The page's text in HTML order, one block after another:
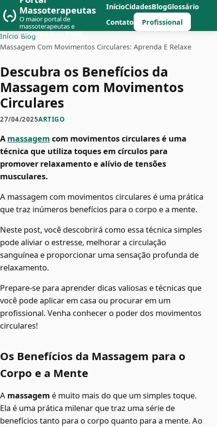
Massoterapeutas
O maior portal de
massoterapeutas e
massagistas do Brasil
InícioCidadesBlogGlossário
Contato
Profissional
Início Blog/
Massagem Com Movimentos Circulares: Aprenda E Relaxe
Descubra os Benefícios da
Massagem com Movimentos
Circulares
27/04/2025ARTIGO
Amassagem com movimentos circulares é uma
técnica que utiliza toques em círculos para
promover relaxamento e alívio de tensões
musculares.
A massagem com movimentos circulares é uma prática
que traz inúmeros benefícios para o corpo e a mente.
Neste post, você descobrirá como essa técnica simples
pode aliviar o estresse, melhorar a circulação
sanguínea e proporcionar uma sensação profunda de
relaxamento.
Prepare-se para aprender dicas valiosas e técnicas que
você pode aplicar em casa ou procurar em um
profissional. Venha conhecer o poder dos movimentos
circulares!
Os Benefícios da Massagem para o
Corpo e a Mente
A massagem é muito mais do que um simples toque.
Ela é uma prática milenar que traz uma série de
benefícios tanto para o corpo quanto para a mente. Ao